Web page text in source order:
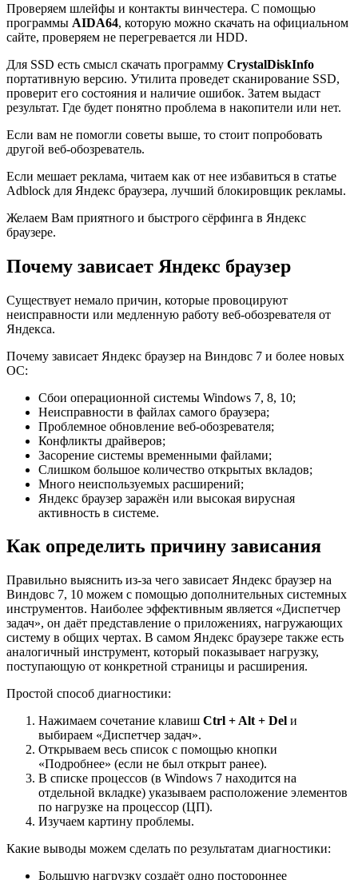
Проверяем шлейфы и контакты винчестера. С помощью
программы AIDA64, которую можно скачать на официальном
сайте, проверяем не перегревается ли HDD.
Для SSD есть смысл скачать программу CrystalDiskInfo
портативную версию. Утилита проведет сканирование SSD,
проверит его состояния и наличие ошибок. Затем выдаст
результат. Где будет понятно проблема в накопители или нет.
Если вам не помогли советы выше, то стоит попробовать
другой веб-обозреватель.
Если мешает реклама, читаем как от нее избавиться в статье
Adblock для Яндекс браузера, лучший блокировщик рекламы.
Желаем Вам приятного и быстрого сёрфинга в Яндекс
браузере.
Почему зависает Яндекс браузер
Существует немало причин, которые провоцируют
неисправности или медленную работу веб-обозревателя от
Яндекса.
Почему зависает Яндекс браузер на Виндовс 7 и более новых
ОС:
Сбои операционной системы Windows 7, 8, 10;
Неисправности в файлах самого браузера;
Проблемное обновление веб-обозревателя;
Конфликты драйверов;
Засорение системы временными файлами;
Слишком большое количество открытых вкладов;
Много неиспользуемых расширений;
Яндекс браузер заражён или высокая вирусная
активность в системе.
Как определить причину зависания
Правильно выяснить из-за чего зависает Яндекс браузер на
Виндовс 7, 10 можем с помощью дополнительных системных
инструментов. Наиболее эффективным является «Диспетчер
задач», он даёт представление о приложениях, нагружающих
систему в общих чертах. В самом Яндекс браузере также есть
аналогичный инструмент, который показывает нагрузку,
поступающую от конкретной страницы и расширения.
Простой способ диагностики:
Нажимаем сочетание клавиш Ctrl + Alt + Del и
выбираем «Диспетчер задач».
Открываем весь список с помощью кнопки
«Подробнее» (если не был открыт ранее).
В списке процессов (в Windows 7 находится на
отдельной вкладке) указываем расположение элементов
по нагрузке на процессор (ЦП).
Изучаем картину проблемы.
Какие выводы можем сделать по результатам диагностики:
Большую нагрузку создаёт одно постороннее